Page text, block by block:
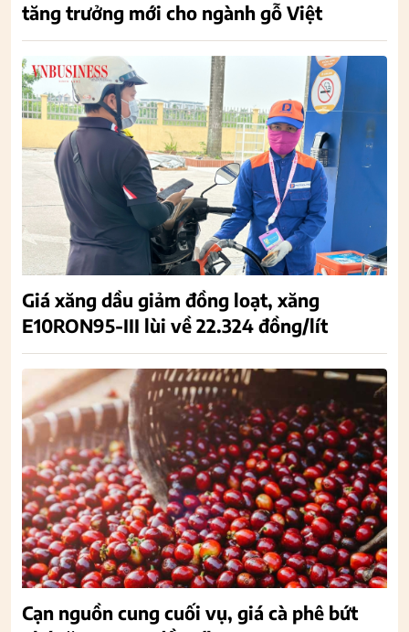
tăng trưởng mới cho ngành gỗ Việt
Giá xăng dầu giảm đồng loạt, xăng
E10RON95-III lùi về 22.324 đồng/lít
Cạn nguồn cung cuối vụ, giá cà phê bứt